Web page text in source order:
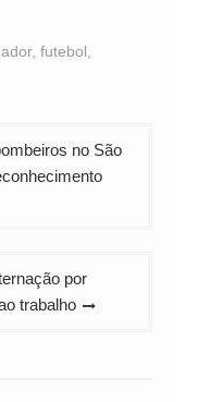
, futebol
no São
por
trabalho